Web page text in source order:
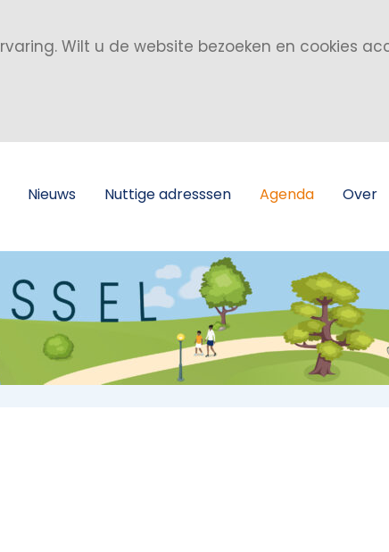
Wilt u de website bezoeken en cookies
Nieuws Nuttige adresssen Agenda Over